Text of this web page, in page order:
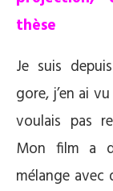
thèse
Je suis
gore, j’en ai
voulais pas
Mon film a
mélange avec